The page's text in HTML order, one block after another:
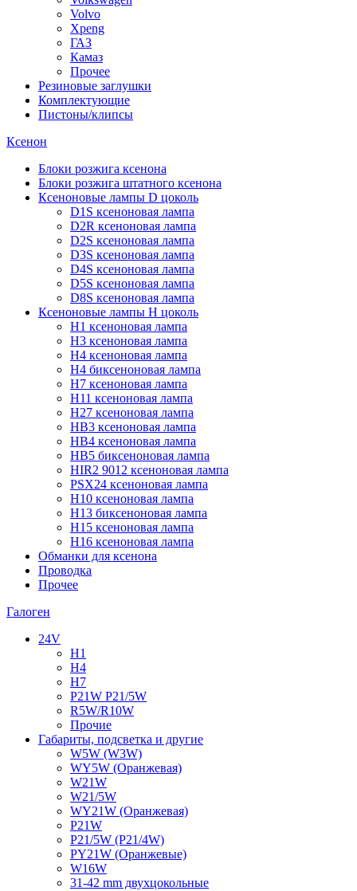
Volvo
Xpeng
ГАЗ
Камаз
Прочее
Резиновые заглушки
Комплектующие
Пистоны/клипсы
Ксенон
Блоки розжига ксенона
Блоки розжига штатного ксенона
Ксеноновые лампы D цоколь
D1S ксеноновая лампа
D2R ксеноновая лампа
D2S ксеноновая лампа
D3S ксеноновая лампа
D4S ксеноновая лампа
D5S ксеноновая лампа
D8S ксеноновая лампа
Ксеноновые лампы Н цоколь
H1 ксеноновая лампа
H3 ксеноновая лампа
H4 ксеноновая лампа
H4 биксеноновая лампа
H7 ксеноновая лампа
H11 ксеноновая лампа
H27 ксеноновая лампа
HB3 ксеноновая лампа
HB4 ксеноновая лампа
HB5 биксеноновая лампа
HIR2 9012 ксеноновая лампа
PSX24 ксеноновая лампа
H10 ксеноновая лампа
H13 биксеноновая лампа
H15 ксеноновая лампа
H16 ксеноновая лампа
Обманки для ксенона
Проводка
Прочее
Галоген
24V
H1
H4
H7
P21W P21/5W
R5W/R10W
Прочие
Габариты, подсветка и другие
W5W (W3W)
WY5W (Оранжевая)
W21W
W21/5W
WY21W (Оранжевая)
P21W
P21/5W (P21/4W)
PY21W (Оранжевые)
W16W
31-42 mm двухцокольные